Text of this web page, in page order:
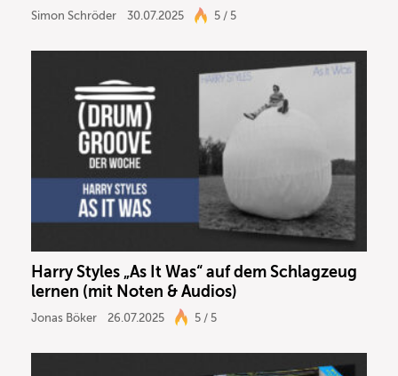
Simon Schröder 30.07.2025 5 / 5
Harry Styles „As It Was“ auf dem Schlagzeug
lernen (mit Noten & Audios)
Jonas Böker 26.07.2025 5 / 5